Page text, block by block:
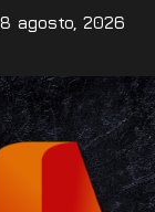
8 agosto, 2026